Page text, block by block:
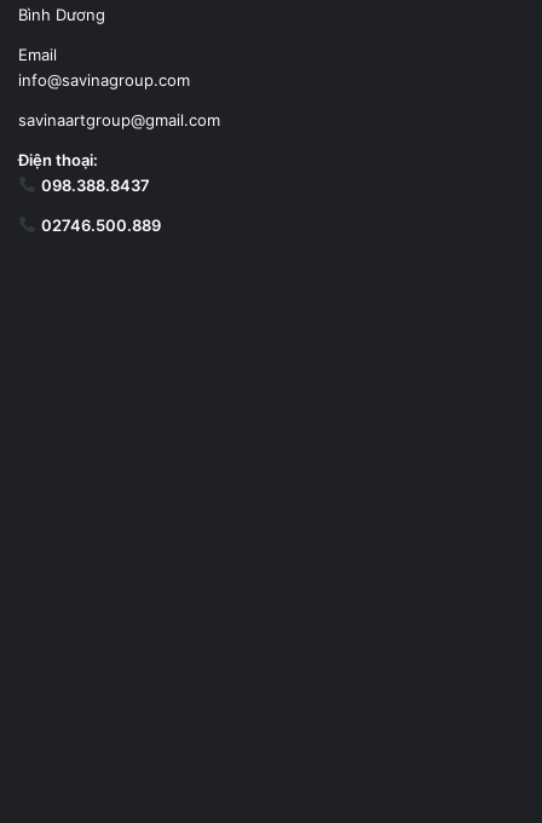
Bình Dương
Email
info@savinagroup.com
savinaartgroup@gmail.com
Điện thoại:
098.388.8437
02746.500.889